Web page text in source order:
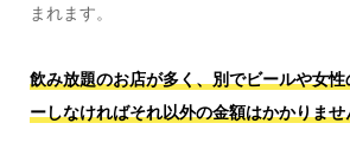
まれます。
飲み放題のお店が多く、別でビールや女
ーしなければそれ以外の金額はかかりませ